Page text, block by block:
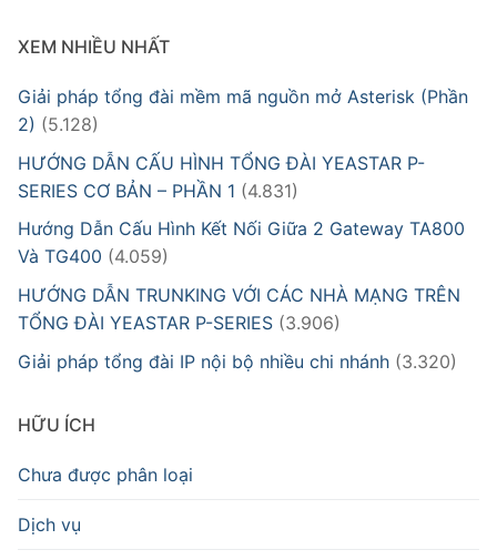
XEM NHIỀU NHẤT
Giải pháp tổng đài mềm mã nguồn mở Asterisk (Phần
2) (5.128)
HƯỚNG DẪN CẤU HÌNH TỔNG ĐÀI YEASTAR P-
SERIES CƠ BẢN – PHẦN 1 (4.831)
Hướng Dẫn Cấu Hình Kết Nối Giữa 2 Gateway TA800
Và TG400 (4.059)
HƯỚNG DẪN TRUNKING VỚI CÁC NHÀ MẠNG TRÊN
TỔNG ĐÀI YEASTAR P-SERIES (3.906)
Giải pháp tổng đài IP nội bộ nhiều chi nhánh (3.320)
HỮU ÍCH
Chưa được phân loại
Dịch vụ